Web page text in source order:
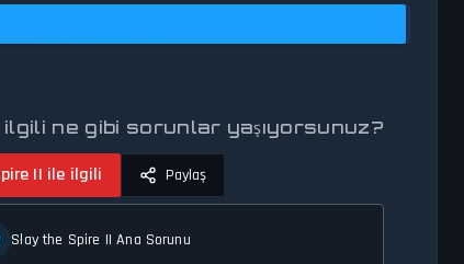
ne gibi sorunlar yaşıyorsunuz?
II ile ilgili Paylaş
Slay the Spire II Ana Sorunu